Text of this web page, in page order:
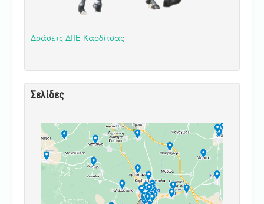
Δράσεις ΔΠΕ Καρδίτσας
Σελίδες